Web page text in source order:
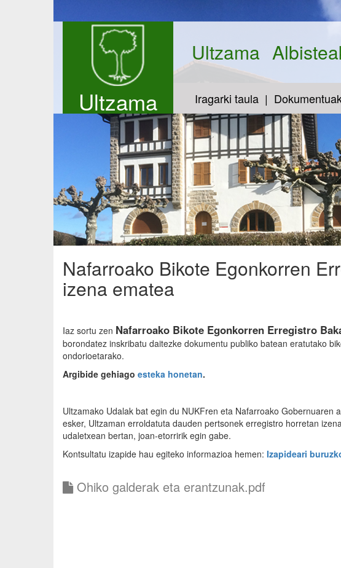
Ultzama
Ultzama
Iragarki taula
Nafarroako Bikote Egonkorren
izena ematea
Iaz sortu zen Nafarroako Bikote Egonkorren Erregistro
borondatez inskribatu daitezke dokumentu publiko batean eratutako
ondorioetarako.
Argibide gehiago esteka honetan.
Ultzamako Udalak bat egin du NUKFren eta Nafarroako Gobernuaren
esker, Ultzaman erroldatuta dauden pertsonek erregistro horretan
udaletxean bertan, joan-etorririk egin gabe.
Kontsultatu izapide hau egiteko informazioa hemen: Izapideari
Ohiko galderak eta erantzunak.pdf